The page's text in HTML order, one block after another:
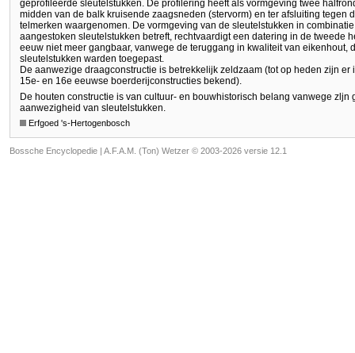
geprofileerde sleutelstukken. De profilering heeft als vormgeving twee
midden van de balk kruisende zaagsneden (stervorm) en ter afsluiting tegen
telmerken waargenomen. De vormgeving van de sleutelstukken in
aangestoken sleutelstukken betreft, rechtvaardigt een datering in de tweede
eeuw niet meer gangbaar, vanwege de teruggang in kwaliteit van eikenhout,
sleutelstukken warden toegepast.
De aanwezige draagconstructie is betrekkelijk zeldzaam (tot op heden zijn
15e- en 16e eeuwse boerderijconstructies bekend).
De houten constructie is van cultuur- en bouwhistorisch belang vanwege
aanwezigheid van sleutelstukken.
Erfgoed 's-Hertogenbosch
Bossche Encyclopedie | A.F.A.M. (Ton) Wetzer © 2003-2026 versie 12.1